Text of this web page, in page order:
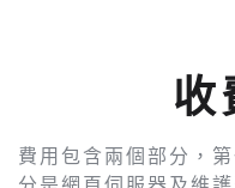
收
費用包含兩個部分，